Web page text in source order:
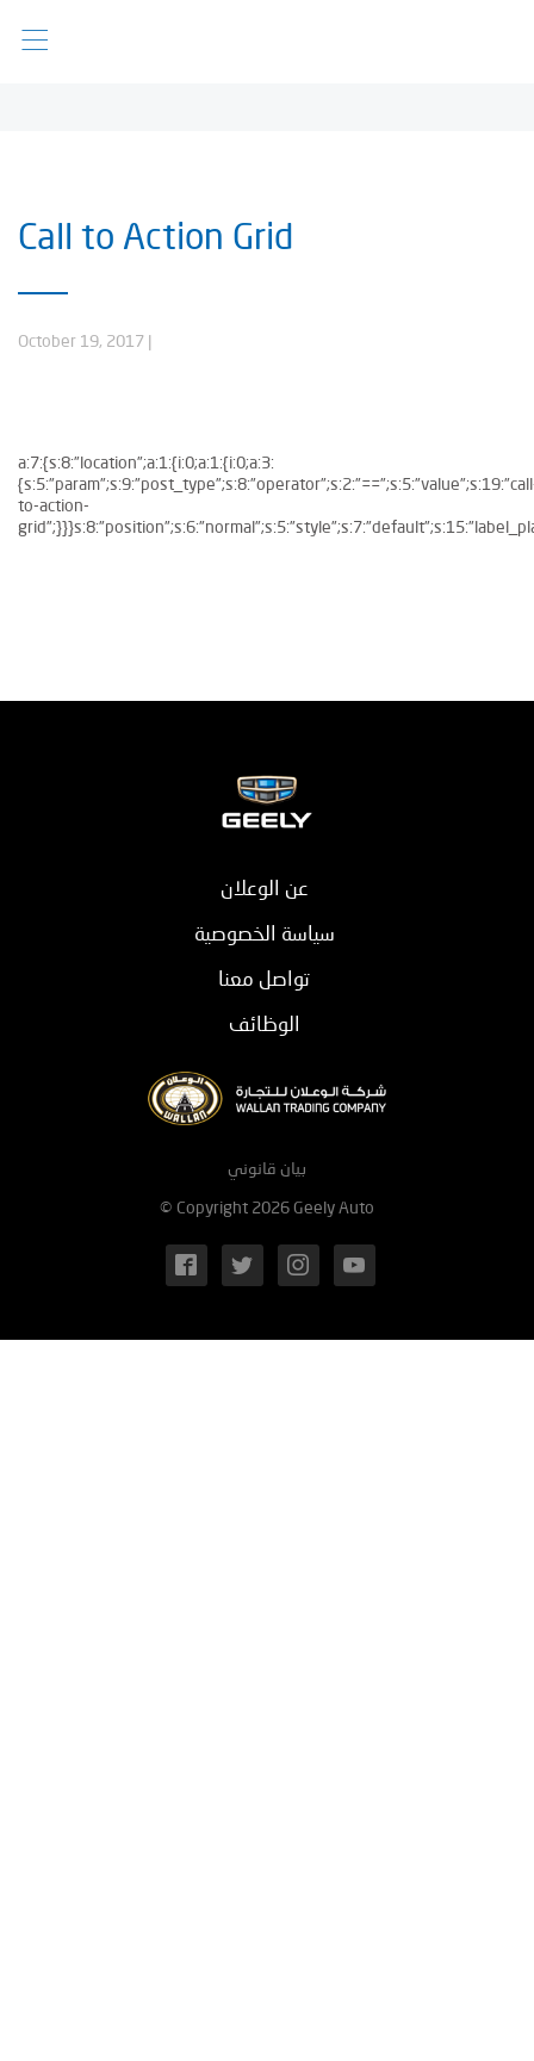
Call to Action Grid
October 19, 2017 |
a:7:{s:8:”location”;a:1:{i:0;a:1:{i:0;a:3:
to-action-
عن الوعلان
سياسة الخصوصية
تواصل معنا
الوظائف
بيان قانوني
© Copyright 2026 Geely Auto